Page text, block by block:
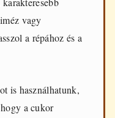
vagy
a répához és a
is használhatunk,
a cukor